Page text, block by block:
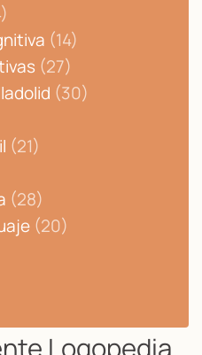
(14)
(27)
(30)
(21)
(28)
(20)
Logopedia